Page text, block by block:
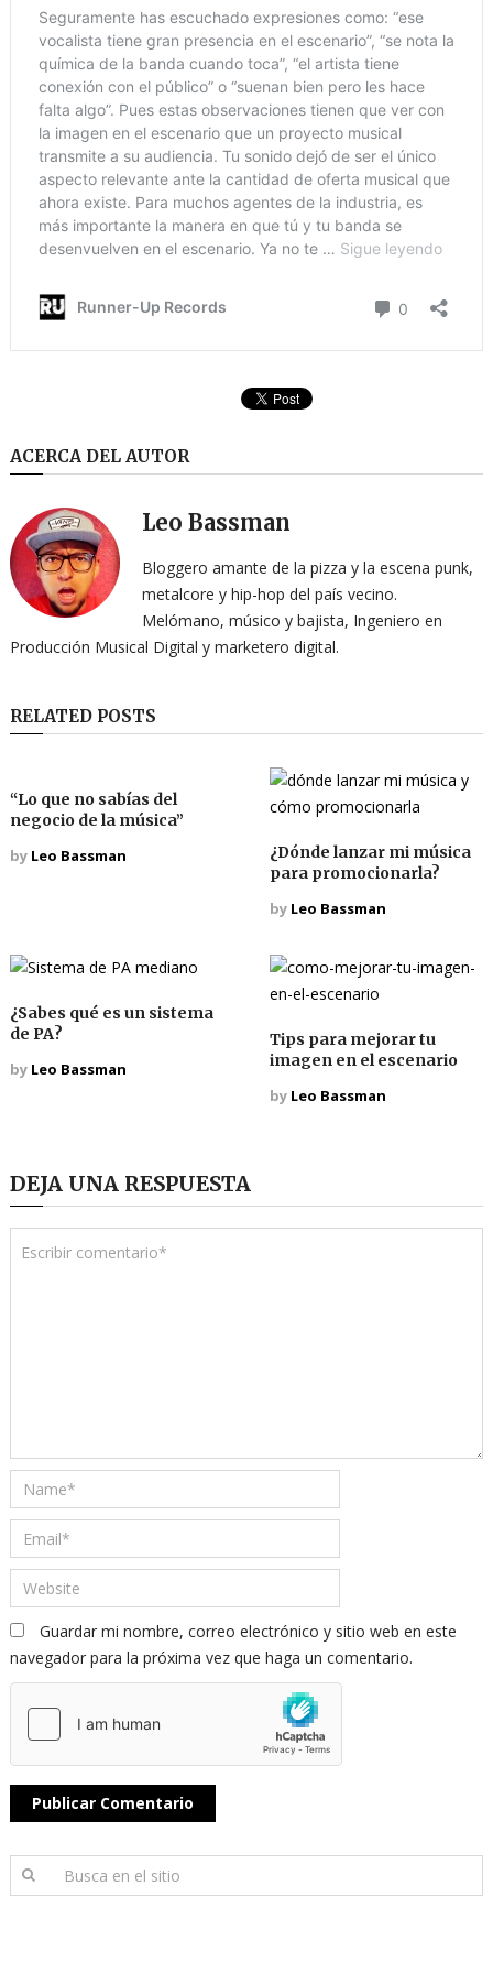
ACERCA DEL AUTOR
Leo Bassman
Bloggero amante de la pizza y la escena punk,
metalcore y hip-hop del país vecino.
Melómano, músico y bajista, Ingeniero en
Producción Musical Digital y marketero digital.
RELATED POSTS
“Lo que no sabías del
negocio de la música”
by Leo Bassman
¿Dónde lanzar mi música
para promocionarla?
by Leo Bassman
¿Sabes qué es un sistema
de PA?
by Leo Bassman
Tips para mejorar tu
imagen en el escenario
by Leo Bassman
DEJA UNA RESPUESTA
Guardar mi nombre, correo electrónico y sitio web en este
navegador para la próxima vez que haga un comentario.